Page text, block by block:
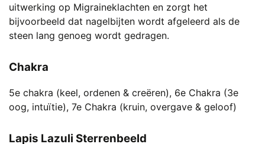
uitwerking op Migraineklachten en zorgt het
bijvoorbeeld dat nagelbijten wordt afgeleerd als de
steen lang genoeg wordt gedragen.
Chakra
5e chakra (keel, ordenen & creëren), 6e Chakra (3e
oog, intuïtie), 7e Chakra (kruin, overgave & geloof)
Lapis Lazuli Sterrenbeeld